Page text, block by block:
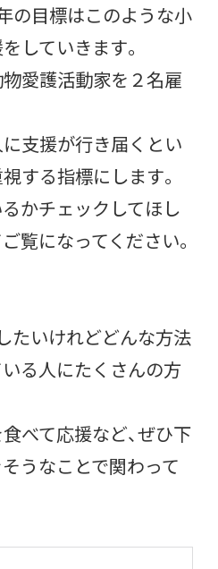
の目標はこのような小
していきます。
愛護活動家を２名雇
支援が行き届くとい
する指標にします。
かチェックしてほし
覧になってください。
たいけれどどんな方法
る人にたくさんの方
べて応援など、ぜひ下
うなことで関わって